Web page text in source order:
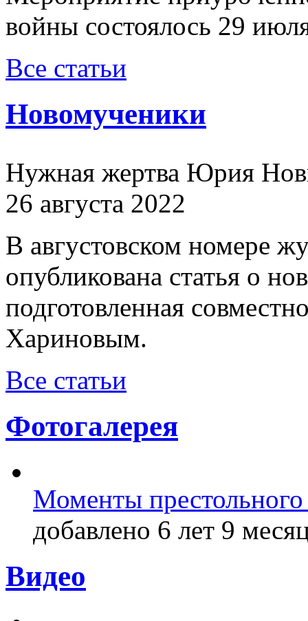
войны состоялось 29
Все статьи
Новомученики
Нужная жертва Юрия
26 августа 2022
В августовском номере
опубликована статья о
подготовленная
Хариновым.
Все статьи
Фотогалерея
Моменты
добавлено 6 лет 9
Видео